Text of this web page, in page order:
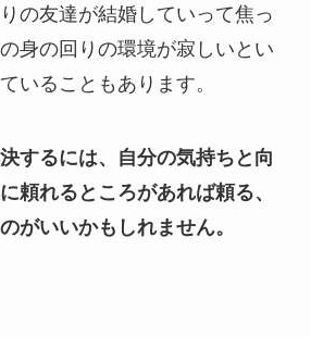
の友達が結婚していって焦っ
身の回りの環境が寂しいとい
いることもあります。
するには、自分の気持ちと向
頼れるところがあれば頼る、
がいいかもしれません。